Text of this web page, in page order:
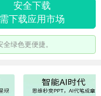
安全下载
需下载应用市场
绿色更便捷。